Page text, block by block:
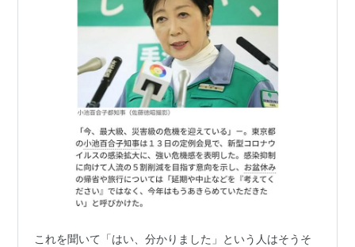
これを聞いて「はい、分かりました」という人はそうそ